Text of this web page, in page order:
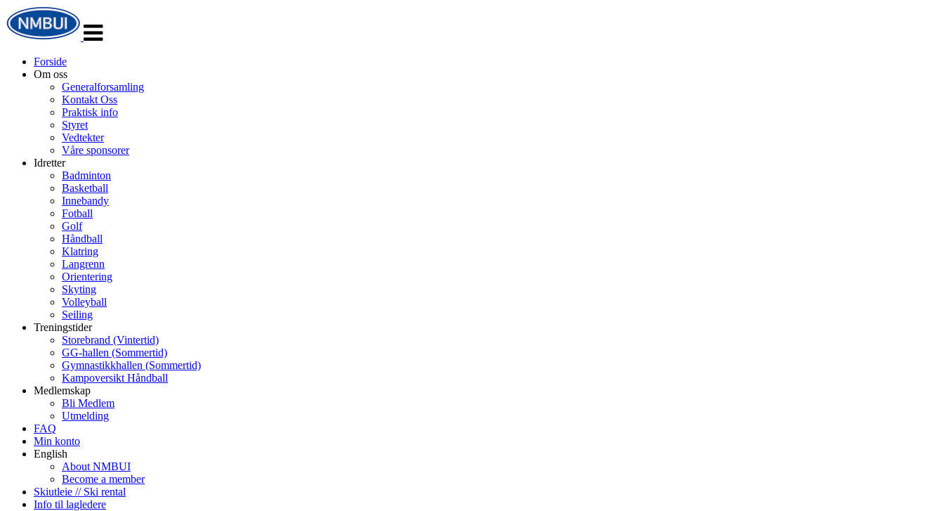
navigasjon
Forside
Om oss
Generalforsamling
Kontakt Oss
Praktisk info
Styret
Vedtekter
Våre sponsorer
Idretter
Badminton
Basketball
Innebandy
Fotball
Golf
Håndball
Klatring
Langrenn
Orientering
Skyting
Volleyball
Seiling
Treningstider
Storebrand (Vintertid)
GG-hallen (Sommertid)
Gymnastikkhallen (Sommertid)
Kampoversikt Håndball
Medlemskap
Bli Medlem
Utmelding
FAQ
Min konto
English
About NMBUI
Become a member
Skiutleie // Ski rental
Info til lagledere